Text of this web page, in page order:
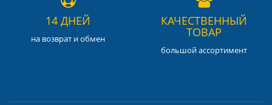
14 ДНЕЙ
на возврат и обмен
КАЧЕСТВЕННЫЙ
ТОВАР
большой ассортимент